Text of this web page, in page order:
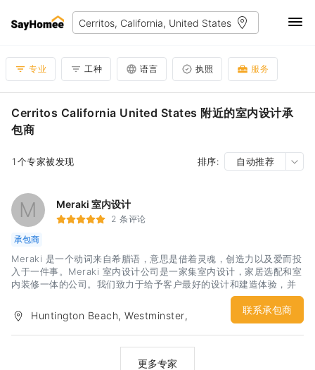
专业 工种 语言 执照 服务
Cerritos California United States 附近的室内设计承
包商
1个专家被发现 排序: 自动推荐
M Meraki 室内设计
2 条评论
承包商
Meraki 是一个动词来自希腊语，意思是借着灵魂，创造力以及爱而投
入于一件事。Meraki 室内设计公司是一家集室内设计，家居选配和室
内装修一体的公司。我们致力于给予客户最好的设计和建造体验，并
且将我们尖端的室内设计才能与客户的要求完美融合。我们希望通过
设计，让客户爱上他们的居家以及办公场所。Meraki 室内设计公司接
受住宅及办公场所的设计要求。我们也同时拥有物美价廉的家俱源。
中文客服: (714) 206-8601微信ID: merakiid微信公众号：
https://www.merakiinteriordesigns.com/Yelp:
Huntington Beach, Westminster,
联系承包商
更多专家